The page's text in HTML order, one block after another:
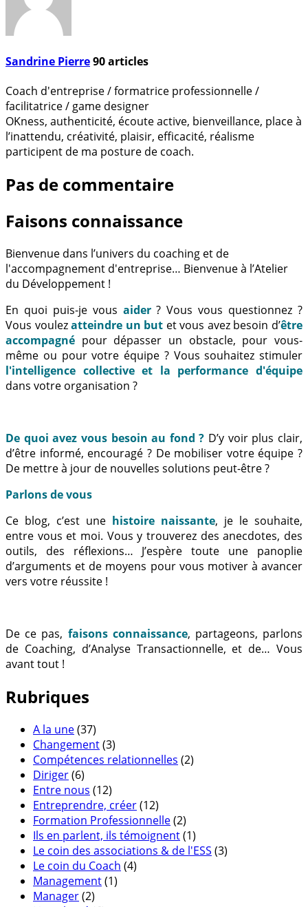
Sandrine Pierre90articles
Coach d'entreprise / formatrice professionnelle /
facilitatrice / game designer
OKness, authenticité, écoute active, bienveillance, place à
l’inattendu, créativité, plaisir, efficacité, réalisme
participent de ma posture de coach.
Pas de commentaire
Faisons connaissance
Bienvenue dans l’univers du coaching et de
l'accompagnement d'entreprise… Bienvenue à l’Atelier
du Développement !
En quoi puis-je vous aider? Vous vous questionnez ?
Vous voulezatteindre un but et vous avez besoin d’être
accompagné pour dépasser un obstacle, pour vous-
même ou pour votre équipe ? Vous souhaitez stimuler
l'intelligence collective et la performance d'équipe
dans votre organisation ?
De quoi avez vous besoin au fond ? D’y voir plus clair,
d’être informé, encouragé ? De mobiliser votre équipe ?
De mettre à jour de nouvelles solutions peut-être ?
Parlons de vous
Ce blog, c’est une histoire naissante, je le souhaite,
entre vous et moi. Vous y trouverez des anecdotes, des
outils, des réflexions… J’espère toute une panoplie
d’arguments et de moyens pour vous motiver à avancer
vers votre réussite !
De ce pas, faisons connaissance, partageons, parlons
de Coaching, d’Analyse Transactionnelle, et de… Vous
avant tout !
Rubriques
A la une(37)
Changement(3)
Compétences relationnelles (2)
Diriger(6)
Entre nous (12)
Entreprendre, créer(12)
Formation Professionnelle(2)
Ils en parlent, ils témoignent(1)
Le coin des associations & de l'ESS (3)
Le coin du Coach (4)
Management(1)
Manager(2)